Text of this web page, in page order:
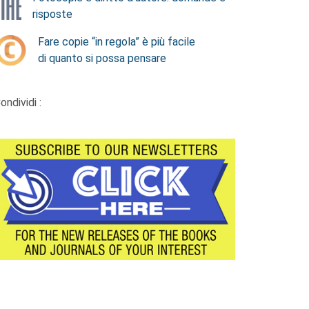
risposte
Fare copie “in regola” è più facile
di quanto si possa pensare
: